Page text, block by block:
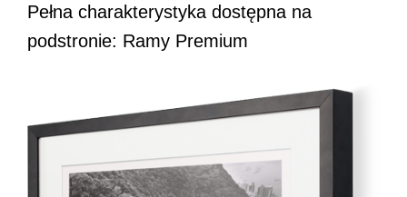
Pełna charakterystyka dostępna na
podstronie: Ramy Premium